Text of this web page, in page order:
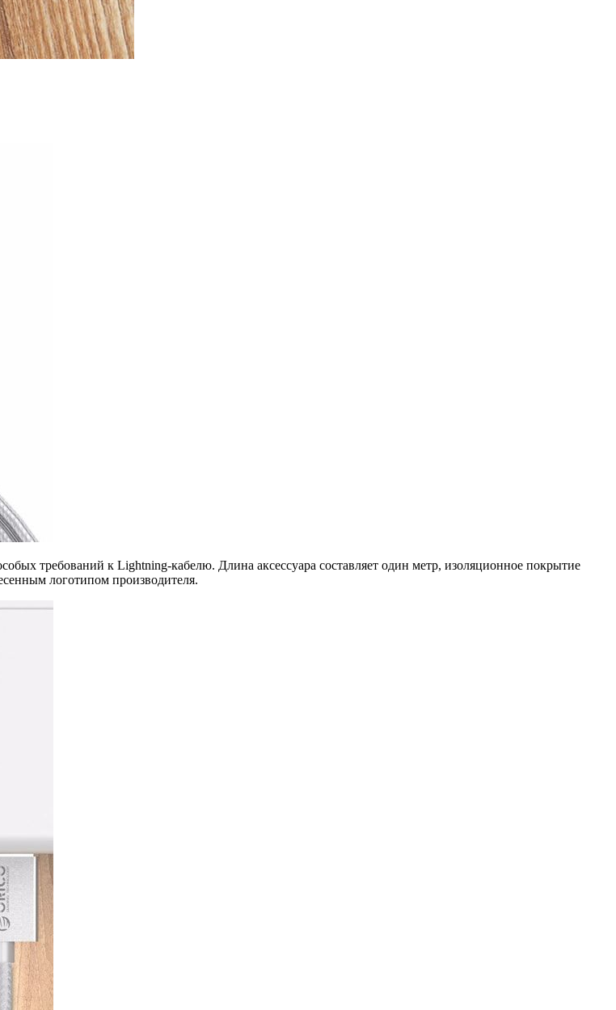
требований к Lightning-кабелю. Длина аксессуара составляет один метр, изоляционное покрытие
логотипом производителя.